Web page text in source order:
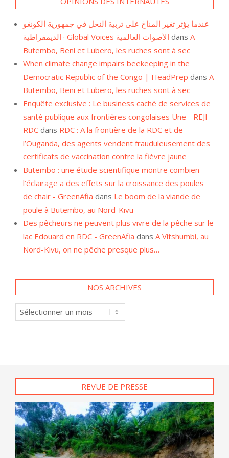
Butembo, Beni et Lubero, les ruches sont à sec
When climate change impairs beekeeping in the
Democratic Republic of the Congo | HeadPrepdans
Butembo, Beni et Lubero, les ruches sont à sec
Enquête exclusive : Le business caché de services de
santé publique aux frontières congolaises Une - REJI-
RDCdansRDC : A la frontière de la RDC et de
l’Ouganda, des agents vendent frauduleusement des
certificats de vaccination contre la fièvre jaune
Butembo : une étude scientifique montre combien
l’éclairage a des effets sur la croissance des poules
de chair - GreenAfiadansLe boom de la viande de
poule à Butembo, au Nord-Kivu
Des pêcheurs ne peuvent plus vivre de la pêche sur le
lac Edouard en RDC - GreenAfia
Nord-Kivu, on ne pêche presque plus…
archives
REVUE DE PRESSE